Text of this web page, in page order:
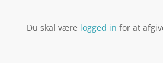
Du skal være logged in for at